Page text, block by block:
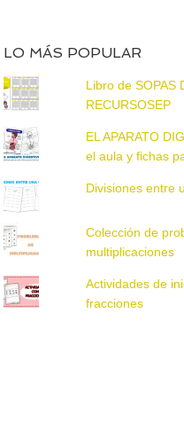
LO MÁS POPULAR
Libro de SOPAS
RECURSOSEP
EL APARATO
el aula y fichas
Divisiones entre
Colección de
multiplicaciones
Actividades de
fracciones